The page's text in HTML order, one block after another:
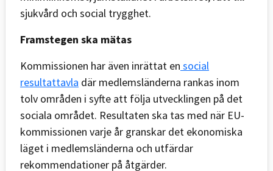
sjukvård och social trygghet.
Framstegen ska mätas
Kommissionen har även inrättat en social
resultattavla där medlemsländerna rankas inom
tolv områden i syfte att följa utvecklingen på det
sociala området. Resultaten ska tas med när EU-
kommissionen varje år granskar det ekonomiska
läget i medlemsländerna och utfärdar
rekommendationer på åtgärder.